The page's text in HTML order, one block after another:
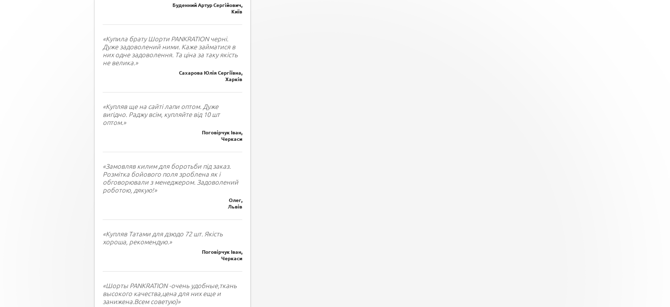
Буденний Артур Сергійович,
Київ
«Купила брату Шорти PANKRATION черні.
Дуже задоволений ними. Каже займатися в
них одне задоволення. Та ціна за таку якість
не велика.»
Сахарова Юлія Сергіївна,
Харків
«Купляв ще на сайті лапи оптом. Дуже
вигідно. Раджу всім, купляйте від 10 шт
оптом.»
Поговірчук Іван,
Черкаси
«Замовляв килим для боротьби під заказ.
Розмітка бойового поля зроблена як і
обговорювали з менеджером. Задоволений
роботою, дякую!»
Олег,
Львів
«Купляв Татами для дзюдо 72 шт. Якість
хороша, рекомендую.»
Поговірчук Іван,
Черкаси
«Шорты PANKRATION -очень удобные,ткань
высокого качества,цена для них еще и
занижена.Всем советую)»